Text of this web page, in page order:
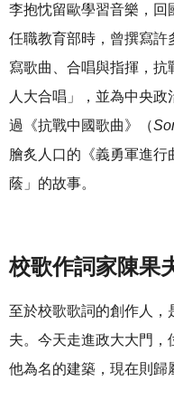
李抱忱留歐學習音樂，回
任職教育部時，曾撰寫許
寫歌曲、合唱與指揮，
人大合唱」，並為中央
過《抗戰中國歌曲》（
膾炙人口的《義勇軍進
蔭」的故事。
校歌作詞家陳果
至於校歌歌詞的創作人，
夫。今天走進政大大門，
他為名的建築，現在則歸